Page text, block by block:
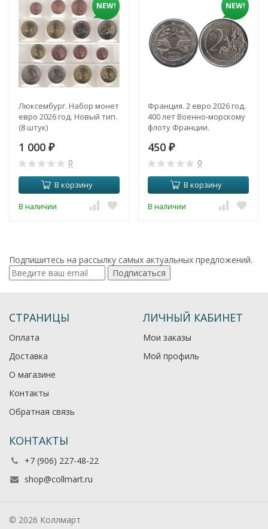
NEW!
Люксембург. Набор монет
евро 2026 год. Новый тип.
(8 штук)
1 000 ₽
0
В корзину
В наличии
NEW!
Франция. 2 евро 2026 год.
400 лет Военно-морскому
флоту Франции.
450 ₽
0
В корзину
В наличии
Подпишитесь на рассылку самых актуальных предложений.
Подписаться
СТРАНИЦЫ
Оплата
Доставка
О магазине
Контакты
Обратная связь
ЛИЧНЫЙ КАБИНЕТ
Мои заказы
Мой профиль
КОНТАКТЫ
+7 (906) 227-48-22
shop@collmart.ru
© 2026 Коллмарт